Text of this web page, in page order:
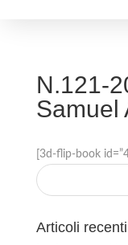
N.121-
Samuel
[3d-flip-book
Articoli recenti